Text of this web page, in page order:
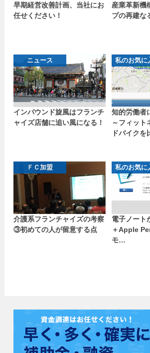
早期経営改善計画、当社にお
任せください！
産業革新機
プの再建な
ニュース
インバウンド旋風はフランチ
ャイズ店舗に追い風になる！
私のお気に
知的労働者
～フィット
ドバイクを
ＦＣ加盟
介護系フランチャイズの考察
③初めての人が留意する点
私のお気に
電子ノート
＋Apple
モ…